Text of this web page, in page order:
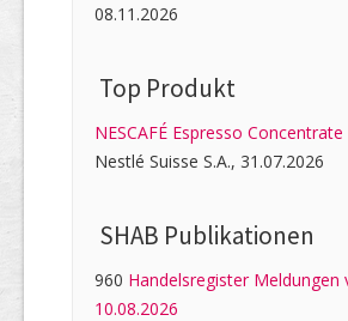
08.11.2026
Top Produkt
NESCAFÉ Espresso Concentrate
Nestlé Suisse S.A., 31.07.2026
SHAB Publi­kati­onen
960 Handelsregister Meldungen
10.08.2026